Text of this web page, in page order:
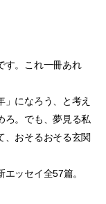
す。これ一冊あれ
」になろう、と考え
ろ。でも、夢見る私
、おそるおそる玄関
ッセイ全57篇。